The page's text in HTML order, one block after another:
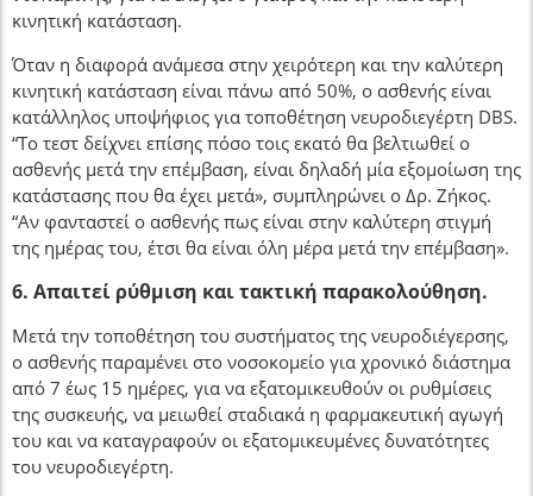
κινητική κατάσταση.
Όταν η διαφορά ανάμεσα στην χειρότερη και την καλύτερη
κινητική κατάσταση είναι πάνω από 50%, ο ασθενής είναι
κατάλληλος υποψήφιος για τοποθέτηση νευροδιεγέρτη DBS.
“Το τεστ δείχνει επίσης πόσο τοις εκατό θα βελτιωθεί ο
ασθενής μετά την επέμβαση, είναι δηλαδή μία εξομοίωση της
κατάστασης που θα έχει μετά», συμπληρώνει ο Δρ. Ζήκος.
“Αν φανταστεί ο ασθενής πως είναι στην καλύτερη στιγμή
της ημέρας του, έτσι θα είναι όλη μέρα μετά την επέμβαση».
6. Απαιτεί ρύθμιση και τακτική παρακολούθηση.
Μετά την τοποθέτηση του συστήματος της νευροδιέγερσης,
ο ασθενής παραμένει στο νοσοκομείο για χρονικό διάστημα
από 7 έως 15 ημέρες, για να εξατομικευθούν οι ρυθμίσεις
της συσκευής, να μειωθεί σταδιακά η φαρμακευτική αγωγή
του και να καταγραφούν οι εξατομικευμένες δυνατότητες
του νευροδιεγέρτη.